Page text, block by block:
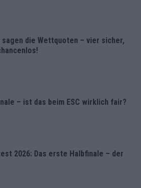
sagen die Wettquoten – vier sicher,
– ist das beim ESC wirklich fair?
2026: Das erste Halbfinale – der